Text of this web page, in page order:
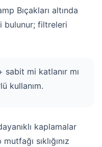
Bıçakları altında
bulunur; filtreleri
sabit mi katlanır mı
kullanım.
kaplamalar
sıklığınız